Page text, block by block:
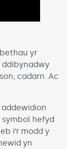
yr
ddibynadwy
cadarn. Ac
symbol hefyd
i’r modd y
yn